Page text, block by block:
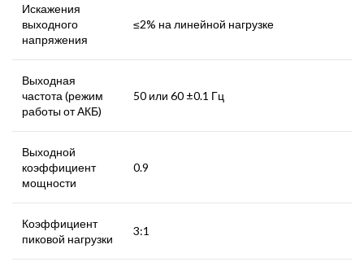
Искажения
выходного
напряжения
≤2% на линейной нагрузке
Выходная
частота (режим
работы от АКБ)
50 или 60 ±0.1 Гц
Выходной
коэффициент
мощности
0.9
Коэффициент
пиковой нагрузки
3:1